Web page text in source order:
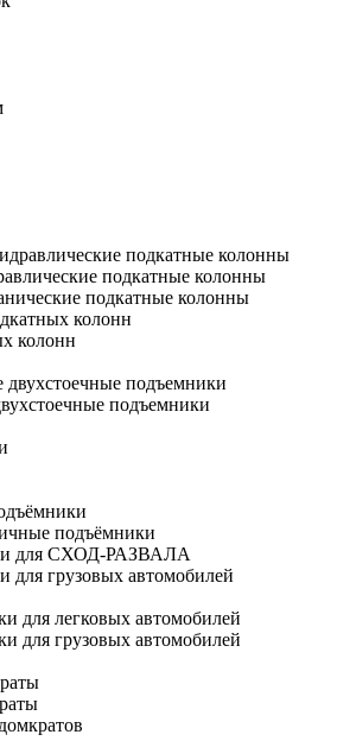
подкатные колонны
подкатные колонны
подкатные колонны
колонн
колонн
двухстоечные подъемники
подъемники
подъёмники
для СХОД-РАЗВАЛА
грузовых автомобилей
для легковых автомобилей
для грузовых автомобилей